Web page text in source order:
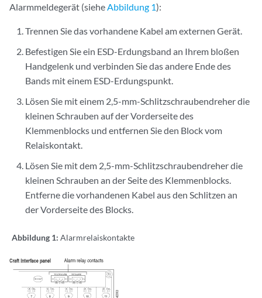
Alarmmeldegerät (siehe Abbildung 1):
Trennen Sie das vorhandene Kabel am externen Gerät.
Befestigen Sie ein ESD-Erdungsband an Ihrem bloßen
Handgelenk und verbinden Sie das andere Ende des
Bands mit einem ESD-Erdungspunkt.
Lösen Sie mit einem 2,5-mm-Schlitzschraubendreher die
kleinen Schrauben auf der Vorderseite des
Klemmenblocks und entfernen Sie den Block vom
Relaiskontakt.
Lösen Sie mit dem 2,5-mm-Schlitzschraubendreher die
kleinen Schrauben an der Seite des Klemmenblocks.
Entferne die vorhandenen Kabel aus den Schlitzen an
der Vorderseite des Blocks.
Abbildung 1: Alarmrelaiskontakte